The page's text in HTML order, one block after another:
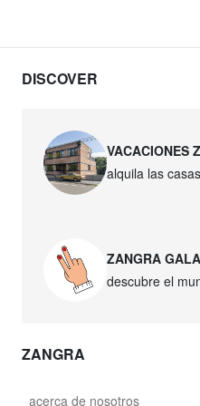
DISCOVER
VACACIONES
alquila las
ZANGRA
descubre el
ZANGRA
acerca de nosotros